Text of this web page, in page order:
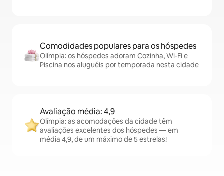
Comodidades populares para os hóspedes
Olímpia: os hóspedes adoram Cozinha, Wi-Fi e
Piscina nos aluguéis por temporada nesta cidade
Avaliação média: 4,9
Olímpia: as acomodações da cidade têm
avaliações excelentes dos hóspedes — em
média 4,9, de um máximo de 5 estrelas!